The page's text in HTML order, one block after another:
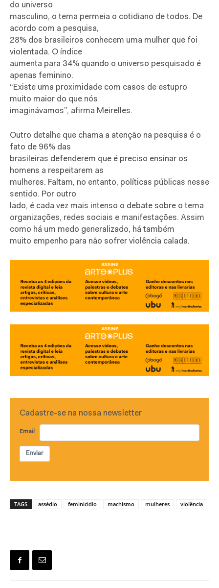
do universo
masculino, o tema permeia o cotidiano de todos. De
acordo com a pesquisa,
28% dos brasileiros conhecem uma mulher que foi
violentada. O índice
aumenta para 34% quando o universo pesquisado é
apenas feminino.
“Existe uma proximidade com casos de estupro
muito maior do que nós
imaginávamos”, afirma Meirelles.
Outro detalhe que chama a atenção na pesquisa é o
fato de 96% das
brasileiras defenderem que é preciso ensinar os
homens a respeitarem as
mulheres. Faltam, no entanto, políticas públicas nesse
sentido. Por outro
lado, é cada vez mais intenso o debate sobre o tema
organizações, redes sociais e manifestações. Assim
como há um medo generalizado, há também
muito empenho para não sofrer violência calada.
Cadastre-se na nossa newsletter
Email
Enviar
TAGS assédio feminicidio machismo mulheres violência